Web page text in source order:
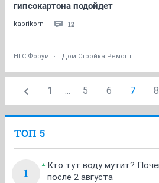
гипсокартона подойдет
kaprikorn 12
НГС.Форум Дом Стройка Ремонт
1 ... 5 6 7 8
ТОП 5
1
Кто тут воду мутит?
после 2 августа